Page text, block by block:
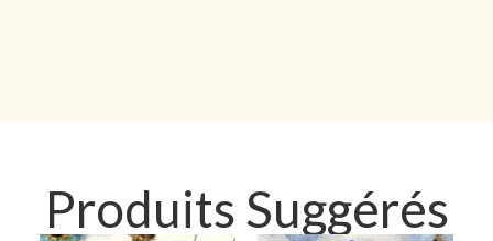
Produits Suggérés